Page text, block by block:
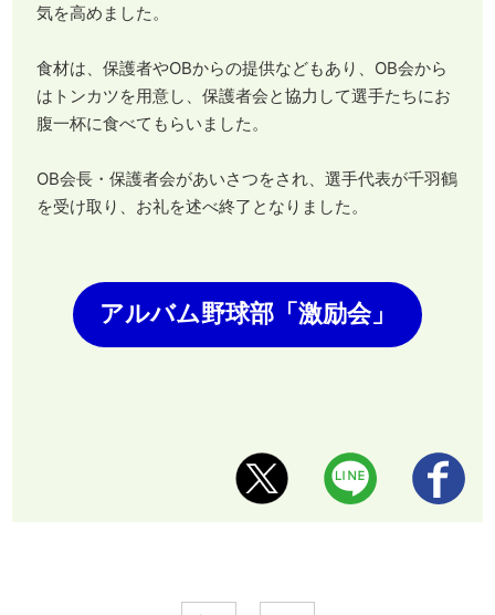
気を高めました。
食材は、保護者やOBからの提供などもあり、OB会から
はトンカツを用意し、保護者会と協力して選手たちにお
腹一杯に食べてもらいました。
OB会長・保護者会があいさつをされ、選手代表が千羽鶴
を受け取り、お礼を述べ終了となりました。
アルバム野球部「激励会」